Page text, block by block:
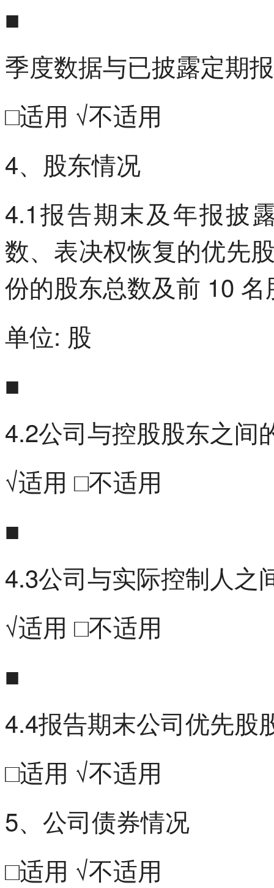
■
季度数据与已披露定期
□适用 √不适用
4、股东情况
4.1报告期末及年报披
数、表决权恢复的优先
份的股东总数及前 10
单位: 股
■
4.2公司与控股股东之间
√适用 □不适用
■
4.3公司与实际控制人之
√适用 □不适用
■
4.4报告期末公司优先股
□适用 √不适用
5、公司债券情况
□适用 √不适用